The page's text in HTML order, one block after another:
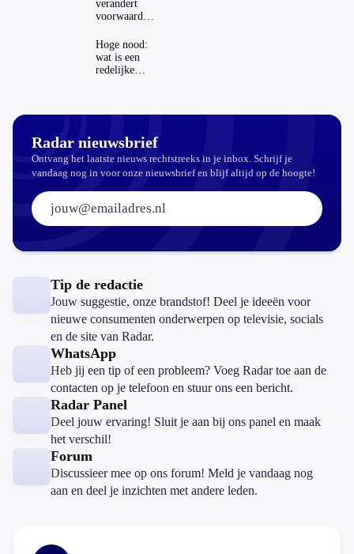
hypotheek?
verandert
voorwaarden
mag dat
zomaar?
Hoge nood:
wat is een
redelijke
Radar nieuwsbrief
Ontvang het laatste nieuws rechtstreeks in je inbox. Schrijf je
vandaag nog in voor onze nieuwsbrief en blijf altijd op de hoogte!
E-mailadres:
Tip de redactie
Jouw suggestie, onze brandstof! Deel je ideeën voor
nieuwe consumenten onderwerpen op televisie, socials
en de site van Radar.
WhatsApp
Heb jij een tip of een probleem? Voeg Radar toe aan de
contacten op je telefoon en stuur ons een bericht.
Radar Panel
Deel jouw ervaring! Sluit je aan bij ons panel en maak
het verschil!
Forum
Discussieer mee op ons forum! Meld je vandaag nog
aan en deel je inzichten met andere leden.